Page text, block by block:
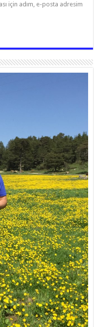
için adım, e-posta adresim